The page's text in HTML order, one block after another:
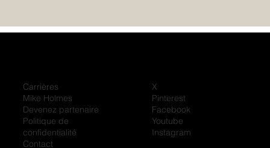
Carrières
Mike Holmes
Devenez partenaire
Politique de
confidentialité
Contact
X
Pinterest
Facebook
Youtube
Instagram